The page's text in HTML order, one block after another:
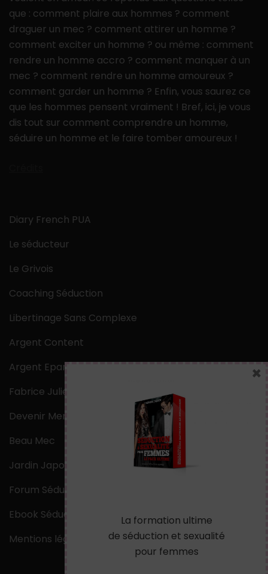
que : comment plaire aux hommes ? comment
draguer un mec ? comment attirer un homme ?
comment exciter un homme ? ou même : comment
rendre un homme accro ? comment manquer à un
mec ? comment rendre un homme amoureux ?
comment garder un homme ? Enfin, vous saurez ce
que les hommes pensent vraiment ! Bref, ici, je vous
dis tout sur comment comprendre un homme,
séduire un homme et le faire tomber amoureux !
Diary French PUA
Le séducteur
Le Grivois
Coaching Séduction
Libertinage Sans Complexe
Argent Content
Argent Epargne
Fabrice Julien
Devenir Mentaliste
Beau Mec
Jardin Japonais Zen
Forum Séduction
Ebook Séduction
Mentions légales
La formation ultime
de séduction et sexualité
pour femmes
×